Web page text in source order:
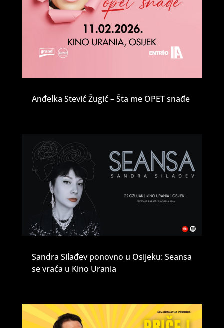
Anđelka Stević Žugić – Šta me OPET snađe
Sandra Silađev ponovno u Osijeku: Seansa
se vraća u Kino Urania